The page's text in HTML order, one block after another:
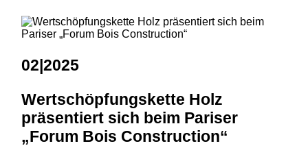
02|2025
Wertschöpfungskette Holz
präsentiert sich beim Pariser
„Forum Bois Construction“